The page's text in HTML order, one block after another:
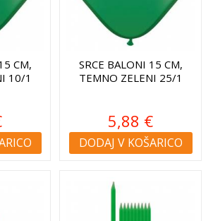
CM,
10/1
SRCE BALONI 15 CM,
TEMNO ZELENI 25/1
5,88 €
DODAJ V KOŠARICO